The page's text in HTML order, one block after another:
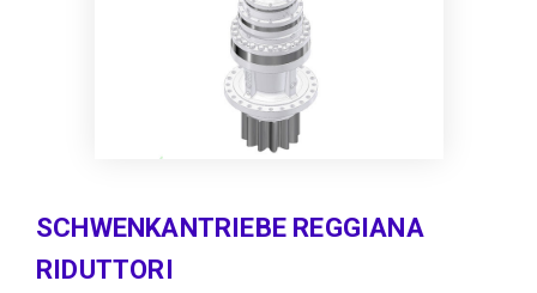
SCHWENKANTRIEBE REGGIANA
RIDUTTORI